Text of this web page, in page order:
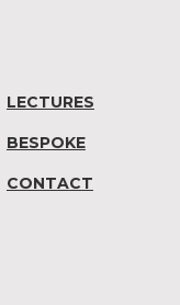
LECTURES
BESPOKE
CONTACT